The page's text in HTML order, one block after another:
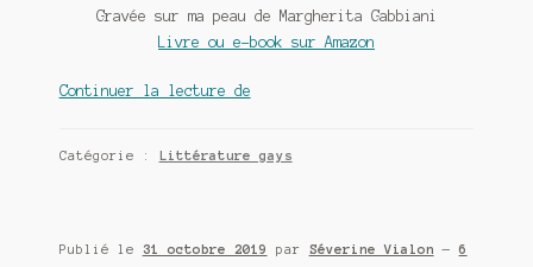
Meurtre en alternance
Gravée sur ma peau de Margherita Gabbiani
Livre ou e-book sur Amazon
Continuer la lecture deGravée
Gabbiani
Catégorie : Littérature gays
Publié le 31 octobre 2019 par Séverine Vialon — 6